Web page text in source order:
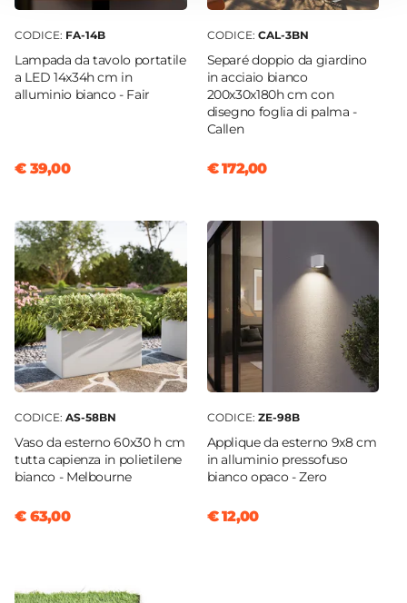
CODICE: FA-14B
Lampada da tavolo portatile
a LED 14x34h cm in
alluminio bianco - Fair
€ 39,00
CODICE: CAL-3BN
Separé doppio da giardino
in acciaio bianco
200x30x180h cm con
disegno foglia di palma -
Callen
€ 172,00
CODICE: AS-58BN
Vaso da esterno 60x30 h cm
tutta capienza in polietilene
bianco - Melbourne
€ 63,00
CODICE: ZE-98B
Applique da esterno 9x8 cm
in alluminio pressofuso
bianco opaco - Zero
€ 12,00